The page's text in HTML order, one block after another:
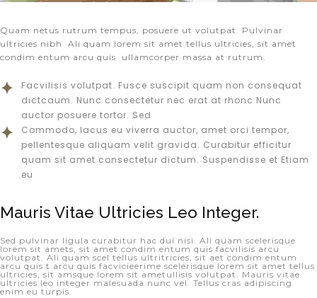
Quam netus rutrum tempus, posuere ut volutpat. Pulvinar
ultricies nibh Ali quam lorem sit amet tellus ultricies, sit amet
condim entum arcu quis ullamcorper massa at rutrum.
Facvilisis volutpat. Fusce suscipit quam non consequat
dictcaum. Nunc consectetur nec erat at rhonc Nunc
auctor posuere tortor. Sed
Commodo, lacus eu viverra auctor, amet orci tempor,
pellentesque aliquam velit gravida. Curabitur efficitur
quam sit amet consectetur dictum. Suspendisse et Etiam
eu
Mauris Vitae Ultricies Leo Integer.
Sed pulvinar ligula curabitur hac dui nisi. Ali quam scelerisque
lorem sit amets, sit amet condim entum quis facvilisis arcu
volutpat. Ali quam scel tellus ultritricies, sit aet condim entum
arcu quis t arcu quis facvicieerime scelerisque lorem sit amet tellus
ultricies, sit amsque lorem sit ametullisis volutpat. Mauris vitae
ultricies leo integer malesuada nunc vel. Tellus cras adipiscing
enim eu turpis.